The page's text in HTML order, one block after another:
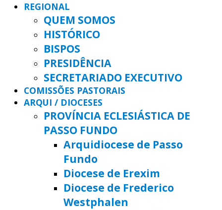
REGIONAL
QUEM SOMOS
HISTÓRICO
BISPOS
PRESIDÊNCIA
SECRETARIADO EXECUTIVO
COMISSÕES PASTORAIS
ARQUI / DIOCESES
PROVÍNCIA ECLESIÁSTICA DE
PASSO FUNDO
Arquidiocese de Passo
Fundo
Diocese de Erexim
Diocese de Frederico
Westphalen